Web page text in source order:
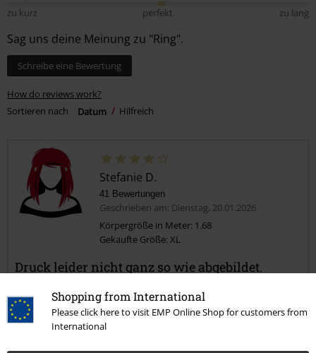
Shopping from International
Please click here to visit EMP Online Shop for customers from
International
zu kurz
perfekt zu lang
Sag uns deine Meinung zu "Ring".
Schreibe eine Bewertung
How do reviews work?
Sortieren nach
Datum Hilfreich
Stefanie D.
41 Bewertungen
Geschrieben am: Dienstag, 20.01.2026
Körpergröße in Meter: 1.68
Gekaufte Größe: XL
Druck leider nicht ganz so wie abgebildet.
untendrunter - top!